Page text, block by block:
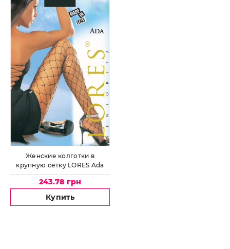
Женские колготки в
крупную сетку LORES Ada
243.78 грн
Купить